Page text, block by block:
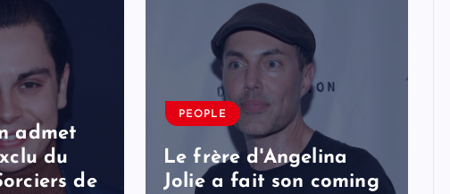
admet
du
de
PEOPLE
Le frère d'Angelina
Jolie a fait son coming